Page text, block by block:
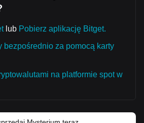
lub Pobierz aplikację Bitget.
bezpośrednio za pomocą karty
na platformie spot w